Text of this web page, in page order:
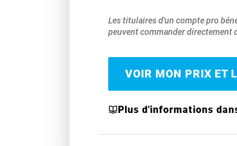
Les titulaires d'un compte pro
peuvent commander directement
VOIR MON PRIX ET
Plus d'informations